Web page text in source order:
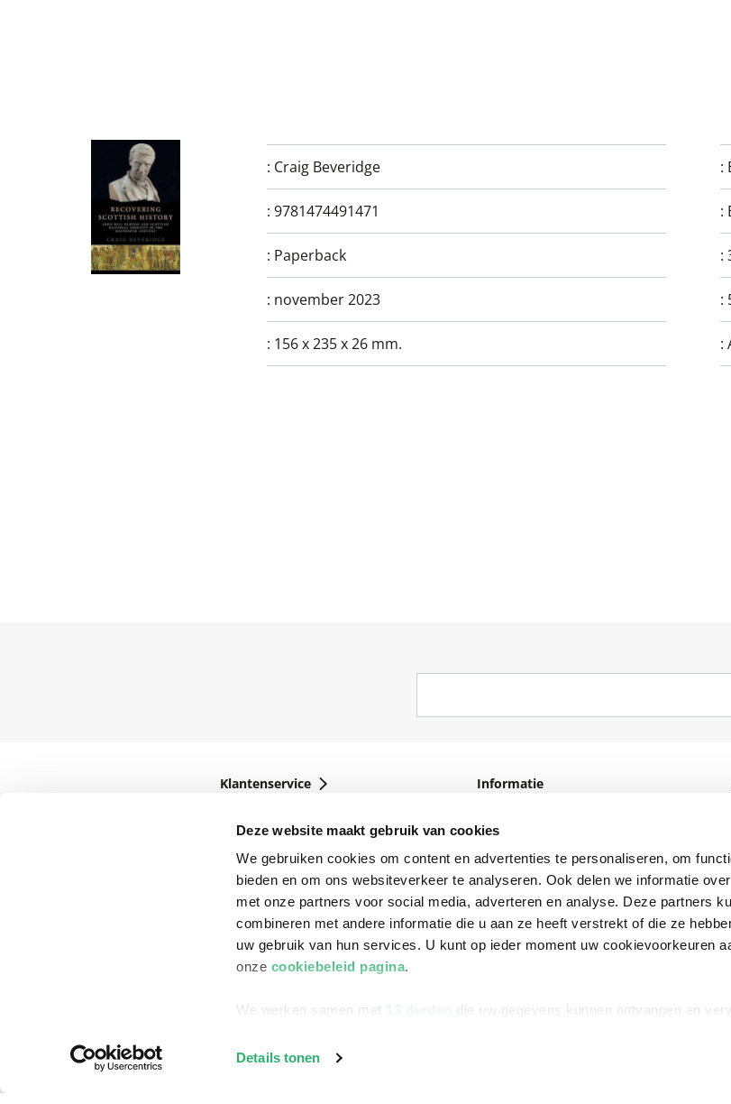
Deze website maakt gebruik van cookies
We gebruiken cookies om content en advertenties te personaliseren, om
bieden en om ons websiteverkeer te analyseren. Ook delen we informatie
met onze partners voor social media, adverteren en analyse. Deze partners
combineren met andere informatie die u aan ze heeft verstrekt of die ze
uw gebruik van hun services. U kunt op ieder moment uw cookievoorkeuren
onze cookiebeleid pagina.
We werken samen met 13 derden die uw gegevens kunnen ontvangen en
Details tonen
: Craig Beveridge :
: 9781474491471 :
: Paperback :
: november 2023 :
: 156 x 235 x 26 mm. :
Klantenservice
Betalen
Retourneren
Veelgestelde vragen
Informatie
Winkels en openingstijden
Cadeaukaart
Ondernemer worden